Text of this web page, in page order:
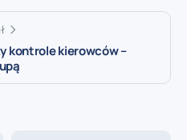
kontrole kierowców –